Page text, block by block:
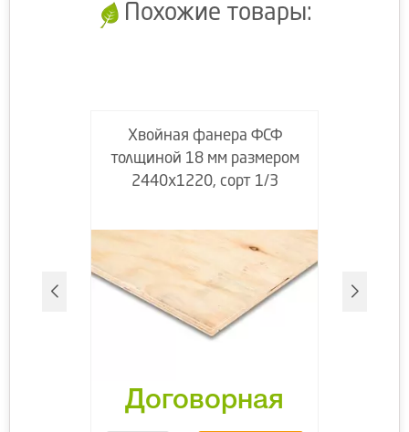
Похожие товары:
Хвойная фанера ФСФ
толщиной 18 мм размером
2440х1220, сорт 1/3
Договорная